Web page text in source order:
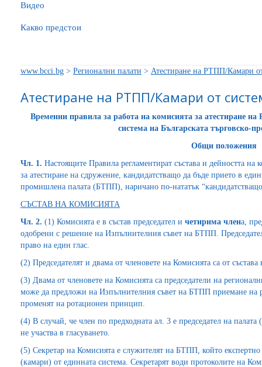
Видео
Какво предстои
www.bcci.bg > Регионални палати > Атестиране на РТПП/Камари
Атестиране на РТПП/Камари от
Временни правила за работа на комисията за атестиране
система на Българската търговско-
Общи положения
Чл. 1. Настоящите Правила регламентират състава и дейността на
за атестиране на сдружение, кандидатстващо да бъде прието в
промишлена палата (БТПП), наричано по-нататък
СЪСТАВ НА КОМИСИЯТА
Чл. 2. (1) Комисията е в състав председател и четирима члена,
одобрени с решение на Изпълнителния съвет на БТПП.
право на един глас.
(2) Председателят и двама от членовете на Комисията са от
(3) Двама от членовете на Комисията са председатели на
може да предложи на Изпълнителния съвет на БТПП приемане на
променят на ротационен принцип.
(4) В случай, че член по предходната ал. 3 е председател на палата
не участва в гласуването.
(5) Секретар на Комисията е служителят на БТПП, който експертно
(камари) от единната система. Секретарят води протоколите на